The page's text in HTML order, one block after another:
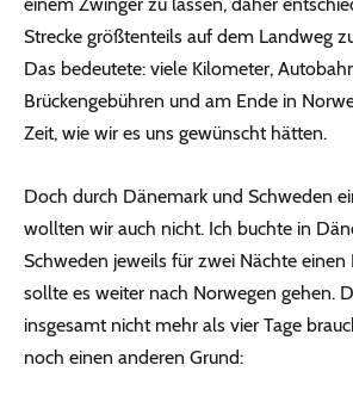
einem Zwinger zu lassen, daher
Strecke größtenteils auf dem Landweg
Das bedeutete: viele Kilometer,
Brückengebühren und am Ende in
Zeit, wie wir es uns gewünscht hätten.
Doch durch Dänemark und Schweden
wollten wir auch nicht. Ich buchte in
Schweden jeweils für zwei Nächte einen
sollte es weiter nach Norwegen gehen.
insgesamt nicht mehr als vier Tage
noch einen anderen Grund: